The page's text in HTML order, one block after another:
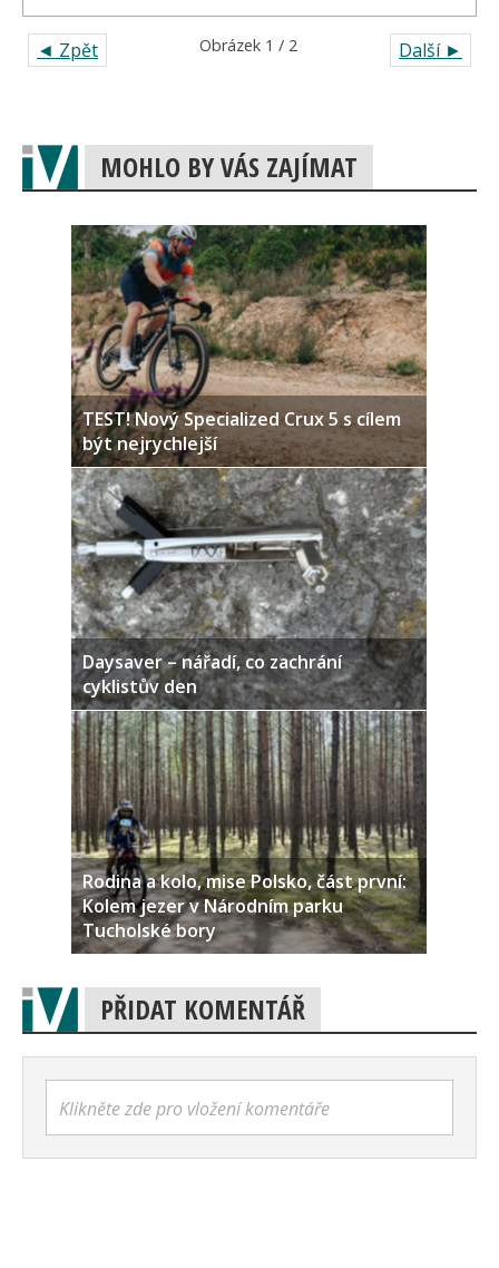
◄ Zpět Další ►
Obrázek 1 / 2
MOHLO BY VÁS ZAJÍMAT
TEST! Nový Specialized Crux 5 s cílem
být nejrychlejší
Daysaver – nářadí, co zachrání
cyklistův den
Rodina a kolo, mise Polsko, část první:
Kolem jezer v Národním parku
Tucholské bory
PŘIDAT KOMENTÁŘ
Klikněte zde pro vložení komentáře